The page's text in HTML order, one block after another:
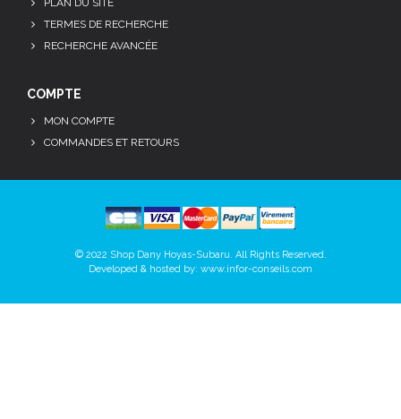
TERMES DE RECHERCHE
RECHERCHE AVANCÉE
COMPTE
MON COMPTE
COMMANDES ET RETOURS
© 2022 Shop Dany Hoyas-Subaru. All Rights Reserved.
Developed & hosted by: www.infor-conseils.com